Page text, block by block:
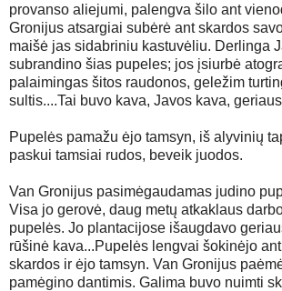
provanso aliejumi, palengva šilo ant
Gronijus atsargiai subėrė ant skardos
maišė jas sidabriniu kastuvėliu. Derlinga
subrandino šias pupeles; jos įsiurbė
palaimingas šitos raudonos, geležim
sultis....Tai buvo kava, Javos kava,
Pupelės pamažu ėjo tamsyn, iš alyvinių
paskui tamsiai rudos, beveik juodos.
Van Gronijus pasimėgaudamas judino
Visa jo gerovė, daug metų atkaklaus
pupelės. Jo plantacijose išaugdavo
rūšinė kava...Pupelės lengvai šokinėjo
skardos ir ėjo tamsyn. Van Gronijus
pamėgino dantimis. Galima buvo nuimti